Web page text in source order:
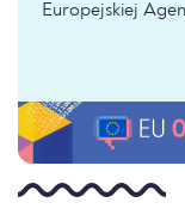
Europejskiej